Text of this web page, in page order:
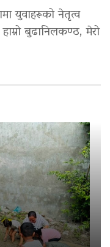
युवाहरूको नेतृत्व
बुढानिलकण्ठ, मेरो